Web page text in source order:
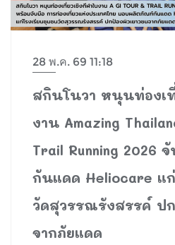
28 พ.ค. 69 11:18
สกินโนวา หนุนท่องเ
งาน Amazing
Trail Running 2026
กันแดด Heliocare แ
วัดสุวรรณรังสรรค์ ป
จากภัยแดด